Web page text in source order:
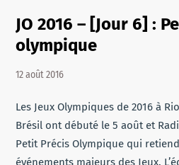
JO 2016 – [Jour 6] :
olympique
12 août 2016
Les Jeux Olympiques de 2016 à
Brésil ont débuté le 5 août et
Petit Précis Olympique qui
événements majeurs des Jeux.